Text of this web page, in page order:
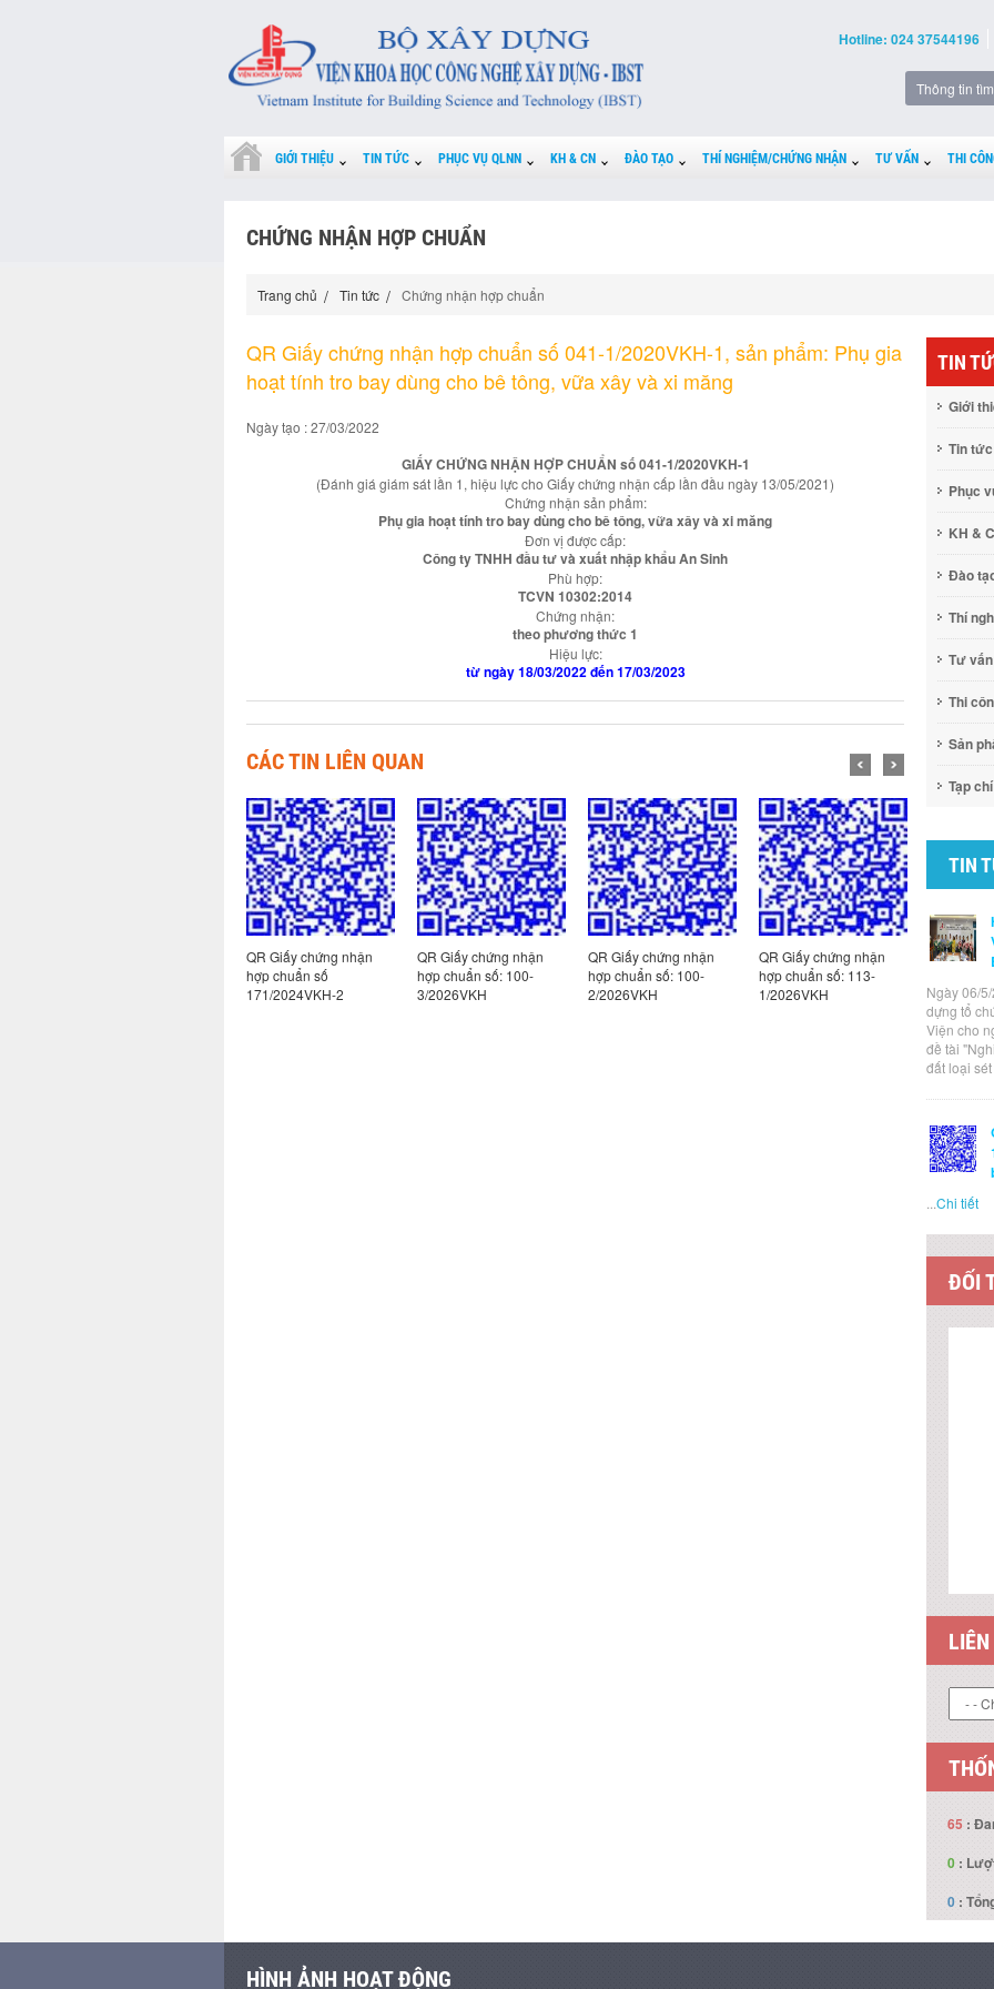
Hotline: 024 37544196
GIỚI THIỆU TIN TỨC PHỤC VỤ QLNN KH & CN ĐÀO TẠO THÍ NGHIỆM/CHỨNG NHẬN TƯ VẤN THI
CHỨNG NHẬN HỢP CHUẨN
Trang chủ Tin tức Chứng nhận hợp chuẩn
QR Giấy chứng nhận hợp chuẩn số 041-1/2020VKH-1, sản phẩm: Phụ gia
hoạt tính tro bay dùng cho bê tông, vữa xây và xi măng
Ngày tạo : 27/03/2022
GIẤY CHỨNG NHẬN HỢP CHUẨN số 041-1/2020VKH-1
(Đánh giá giám sát lần 1, hiệu lực cho Giấy chứng nhận cấp lần đầu ngày 13/05/2021)
Chứng nhận sản phẩm:
Phụ gia hoạt tính tro bay dùng cho bê tông, vữa xây và xi măng
Đơn vị được cấp:
Công ty TNHH đầu tư và xuất nhập khẩu An Sinh
Phù hợp:
TCVN 10302:2014
Chứng nhận:
theo phương thức 1
Hiệu lực:
từ ngày 18/03/2022 đến 17/03/2023
CÁC TIN LIÊN QUAN
QR Giấy chứng nhận
hợp chuẩn số
171/2024VKH-2
QR Giấy chứng nhận
hợp chuẩn số: 100-
3/2026VKH
QR Giấy chứng nhận
hợp chuẩn số: 100-
2/2026VKH
QR Giấy chứng nhận
hợp chuẩn số: 113-
1/2026VKH
QR Giấy
hợp
5/
TIN
Giới
Tin tức
Phục
KH &
Đào
Thí
Tư vấn
Thi
Sản
Tạp chí
TIN
Ngày 06/
dựng tổ
Viện cho
đề tài
đất loại
...Chi tiết
ĐỐI
65 :
0 :
0 :
HÌNH ẢNH HOẠT ĐỘNG